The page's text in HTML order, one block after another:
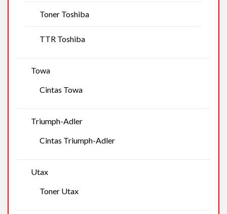
Toner Toshiba
TTR Toshiba
Towa
Cintas Towa
Triumph-Adler
Cintas Triumph-Adler
Utax
Toner Utax